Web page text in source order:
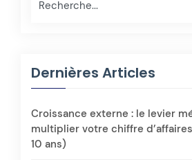
Dernières Articles
Croissance externe : le levier
multiplier votre chiffre
10 ans)